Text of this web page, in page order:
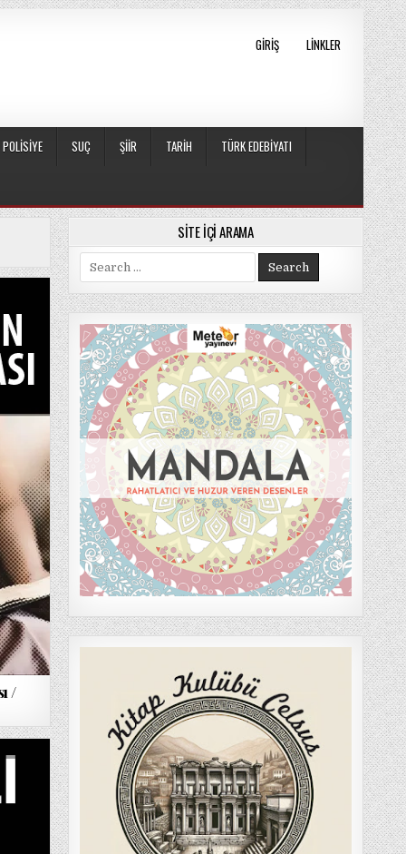
GIRIŞ LINKLER
POLISIYE SUÇ ŞIIR TARIH TÜRK EDEBIYATI
/
TILSIMLI
SITE İÇI ARAMA
Search
for: